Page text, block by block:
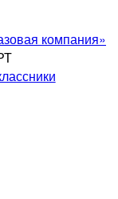
компания»